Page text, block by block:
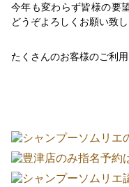
今年も変わらず皆様の要
どうぞよろしくお願い致し
たくさんのお客様のご利